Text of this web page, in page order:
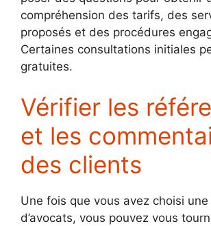
compréhension des tarifs, des
proposés et des procédures
Certaines consultations initiales
gratuites.
Vérifier les
et les
des clients
Une fois que vous avez choisi une
d’avocats, vous pouvez vous